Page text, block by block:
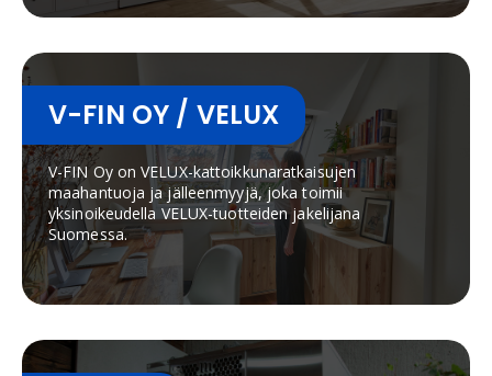
V-FIN OY / VELUX
V-FIN Oy on VELUX-kattoikkunaratkaisujen
maahantuoja ja jälleenmyyjä, joka toimii
yksinoikeudella VELUX-tuotteiden jakelijana
Suomessa.